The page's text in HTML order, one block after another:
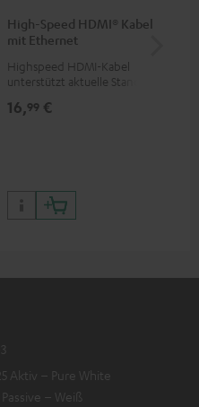
High-Speed HDMI® Kabel
mit Ethernet
Highspeed HDMI-Kabel
unterstützt aktuelle Standards
16,99 €
Aktiv – Pure White
– Weiß